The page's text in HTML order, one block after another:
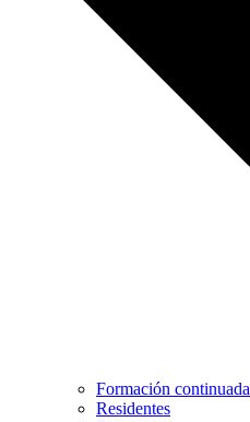
Formación continuada
Residentes